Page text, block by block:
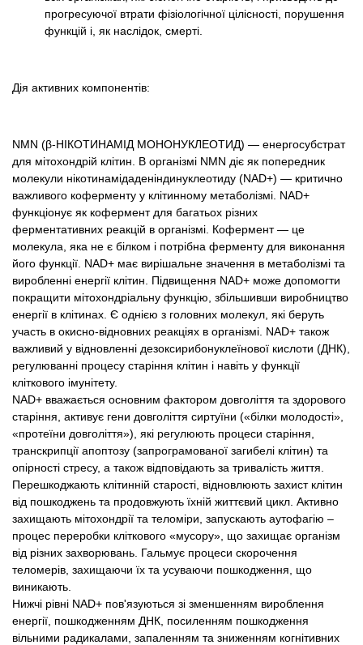
прогресуючої втрати фізіологічної цілісності, порушення
функцій і, як наслідок, смерті.
Дія активних компонентів:
NMN (β-НІКОТИНАМІД МОНОНУКЛЕОТИД) — енергосубстрат
для мітохондрій клітин. В організмі NMN діє як попередник
молекули нікотинамідаденіндинуклеотиду (NAD+) — критично
важливого коферменту у клітинному метаболізмі. NAD+
функціонує як кофермент для багатьох різних
ферментативних реакцій в організмі. Кофермент — це
молекула, яка не є білком і потрібна ферменту для виконання
його функції. NAD+ має вирішальне значення в метаболізмі та
виробленні енергії клітин. Підвищення NAD+ може допомогти
покращити мітохондріальну функцію, збільшивши виробництво
енергії в клітинах. Є однією з головних молекул, які беруть
участь в окисно-відновних реакціях в організмі. NAD+ також
важливий у відновленні дезоксирибонуклеїнової кислоти (ДНК),
регулюванні процесу старіння клітин і навіть у функції
кліткового імунітету.
NAD+ вважається основним фактором довголіття та здорового
старіння, активує гени довголіття сиртуїни («білки молодості»,
«протеїни довголіття»), які регулюють процеси старіння,
транскрипції апоптозу (запрограмованої загибелі клітин) та
опірності стресу, а також відповідають за тривалість життя.
Перешкоджають клітинній старості, відновлюють захист клітин
від пошкоджень та продовжують їхній життєвий цикл. Активно
захищають мітохондрії та теломіри, запускають аутофагію –
процес переробки кліткового «мусору», що захищає організм
від різних захворювань. Гальмує процеси скорочення
теломерів, захищаючи їх та усуваючи пошкодження, що
виникають.
Нижчі рівні NAD+ пов'язуються зі зменшенням вироблення
енергії, пошкодженням ДНК, посиленням пошкодження
вільними радикалами, запаленням та зниженням когнітивних